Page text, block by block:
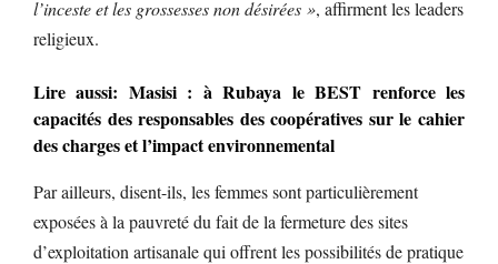
l’inceste et les grossesses non désirées », affirment les leaders
religieux.
Lire aussi: Masisi : à Rubaya le BEST renforce les
capacités des responsables des coopératives sur le cahier
des charges et l’impact environnemental
Par ailleurs, disent-ils, les femmes sont particulièrement
exposées à la pauvreté du fait de la fermeture des sites
d’exploitation artisanale qui offrent les possibilités de pratique